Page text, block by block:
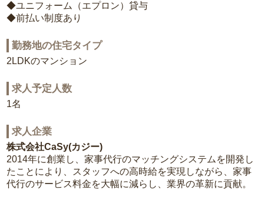
◆ユニフォーム（エプロン）貸与
◆前払い制度あり
勤務地の住宅タイプ
2LDKのマンション
求人予定人数
1名
求人企業
株式会社CaSy(カジー)
2014年に創業し、家事代行のマッチングシステムを開発し
たことにより、スタッフへの高時給を実現しながら、家事
代行のサービス料金を大幅に減らし、業界の革新に貢献。